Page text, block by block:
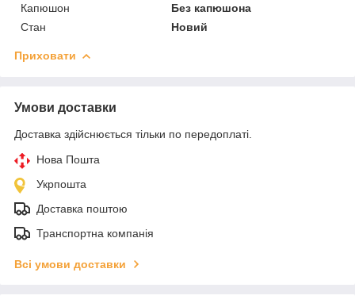
Капюшон
Без капюшона
Стан
Новий
Приховати
Умови доставки
Доставка здійснюється тільки по передоплаті.
Нова Пошта
Укрпошта
Доставка поштою
Транспортна компанія
Всі умови доставки